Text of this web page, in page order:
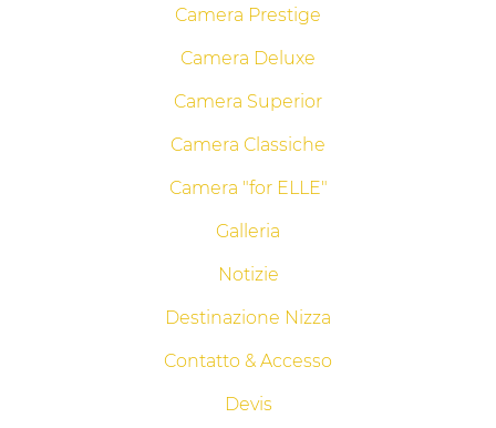
Camera Prestige
Camera Deluxe
Camera Superior
Camera Classiche
Camera "for ELLE"
Galleria
Notizie
Destinazione Nizza
Contatto & Accesso
Devis